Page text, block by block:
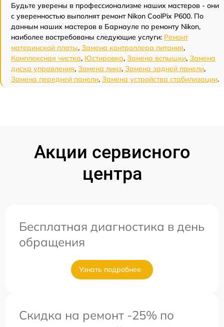
Будьте уверены в профессионализме наших мастеров - они
с уверенностью выполнят ремонт Nikon CoolPix P600. По
данным наших мастеров в Барнауле по ремонту Nikon,
наиболее востребованы следующие услуги: Ремонт
материнской платы, Замена контроллера питания,
Комплексная чистка, Юстировка, Замена вспышки, Замена
диска управления, Замена линз, Замена задней панели,
Замена передней панели, Замена устройства стабилизации.
Акции сервисного
центра
Бесплатная диагностика в день
обращения
Узнать подробнее
Скидка на ремонт -25% по